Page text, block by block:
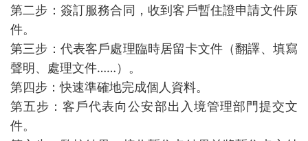
第二步：簽訂服務合同，收到客戶暫住證申請文件原
件。
第三步：代表客戶處理臨時居留卡文件（翻譯、填寫
聲明、處理文件……）。
第四步：快速準確地完成個人資料。
第五步：客戶代表向公安部出入境管理部門提交文
件。